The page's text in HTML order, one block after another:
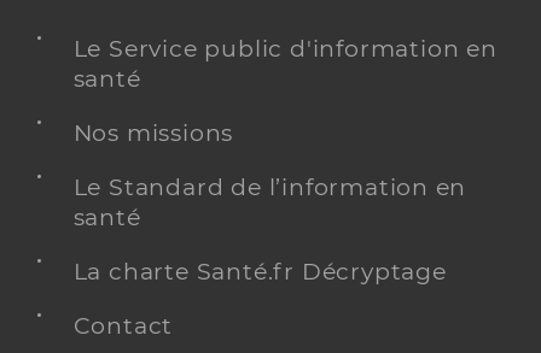
Le Service public d'information en
santé
Nos missions
Le Standard de l’information en
santé
La charte Santé.fr Décryptage
Contact